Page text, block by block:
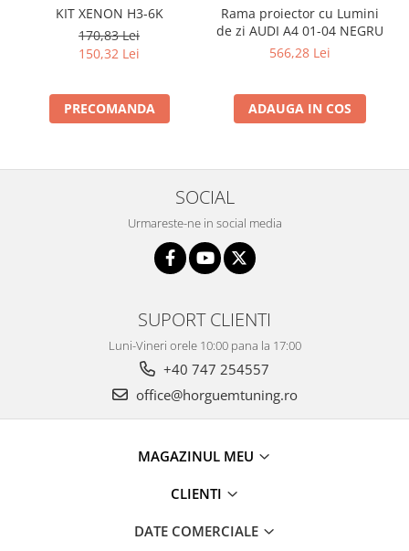
KIT XENON H3-6K
170,83 Lei
150,32 Lei
PRECOMANDA
Rama proiector cu Lumini
de zi AUDI A4 01-04 NEGRU
566,28 Lei
ADAUGA IN COS
SOCIAL
Urmareste-ne in social media
SUPORT CLIENTI
Luni-Vineri orele 10:00 pana la 17:00
+40 747 254557
office@horguemtuning.ro
MAGAZINUL MEU
CLIENTI
DATE COMERCIALE